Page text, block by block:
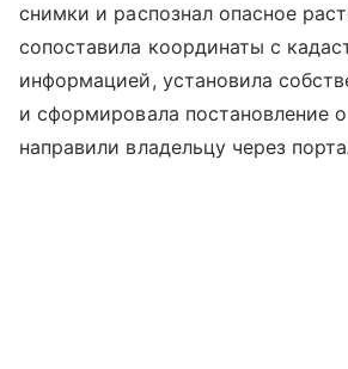
снимки и распознал опасное
сопоставила координаты с
информацией, установила
и сформировала постановление
направили владельцу через